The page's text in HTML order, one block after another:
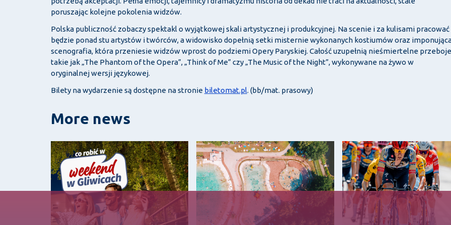
poruszając kolejne pokolenia widzów.
Polska publiczność zobaczy spektakl o wyjątkowej skali artystycznej i produkcyjnej. Na scenie i za kulisami pracować
będzie ponad stu artystów i twórców, a widowisko dopełnią setki misternie wykonanych kostiumów oraz
scenografia, która przeniesie widzów wprost do podziemi Opery Paryskiej. Całość uzupełnią nieśmiertelne
takie jak „The Phantom of the Opera”, „Think of Me” czy „The Music of the Night”, wykonywane na żywo w
oryginalnej wersji językowej.
Bilety na wydarzenie są dostępne na stronie biletomat.pl. (bb/mat. prasowy)
More news